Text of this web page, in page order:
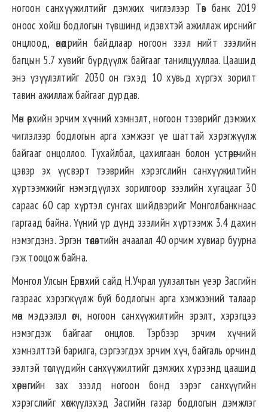
ногоон санхүүжилтийг дэмжих чиглэлээр Төв банк 2019
оноос хойш бодлогын түвшинд идэвхтэй ажиллаж ирснийг
онцлоод, өнөөдрийн байдлаар ногоон зээл нийт зээлийн
багцын 5.7 хувийг бүрдүүлж байгааг танилцууллаа. Цаашид
энэ үзүүлэлтийг 2030 он гэхэд 10 хувьд хүргэх зорилт
тавин ажиллаж байгааг дурдав.
Мөн өрхийн эрчим хүчний хэмнэлт, ногоон тээврийг дэмжих
чиглэлээр бодлогын арга хэмжээг үе шаттай хэрэгжүүлж
байгааг онцоллоо. Тухайлбал, цахилгаан болон устөрөгчийн
цэвэр эх үүсвэрт тээврийн хэрэгслийн санхүүжилтийн
хүртээмжийг нэмэгдүүлэх зорилгоор зээлийн хугацааг 30
сараас 60 сар хүртэл сунгах шийдвэрийг Монголбанкнаас
гаргаад байна. Үүний үр дүнд зээлийн хүртээмж 3.4 дахин
нэмэгдэнэ. Эргэн төлөлтийн ачаалал 40 орчим хувиар буурна
гэж тооцож байна.
Монгол Улсын Ерөнхий сайд Н.Учрал уулзалтын үеэр Засгийн
газраас хэрэгжүүлж буй бодлогын арга хэмжээний талаар
мөн мэдээлэл өгч, ногоон санхүүжилтийн эрэлт, хэрэгцээ
нэмэгдэж байгааг онцлов. Тэрбээр эрчим хүчний
хэмнэлттэй барилга, сэргээгдэх эрчим хүч, байгаль орчинд
ээлтэй төслүүдийн санхүүжилтийг дэмжих хүрээнд цаашид
хөрөнгийн зах зээлд ногоон бонд зэрэг санхүүгийн
хэрэгслийг хөгжүүлэхэд Засгийн газар бодлогын дэмжлэг